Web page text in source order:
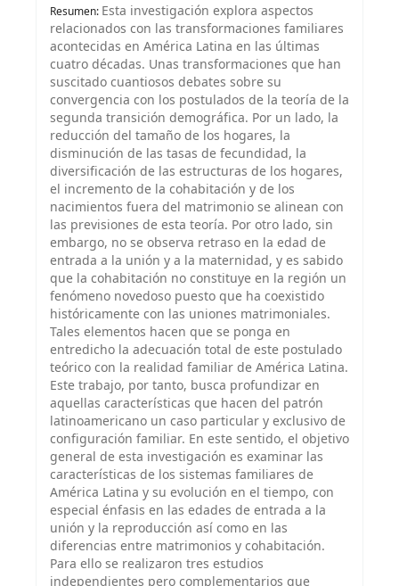
Resumen: Esta investigación explora aspectos
relacionados con las transformaciones familiares
acontecidas en América Latina en las últimas
cuatro décadas. Unas transformaciones que han
suscitado cuantiosos debates sobre su
convergencia con los postulados de la teoría de la
segunda transición demográfica. Por un lado, la
reducción del tamaño de los hogares, la
disminución de las tasas de fecundidad, la
diversificación de las estructuras de los hogares,
el incremento de la cohabitación y de los
nacimientos fuera del matrimonio se alinean con
las previsiones de esta teoría. Por otro lado, sin
embargo, no se observa retraso en la edad de
entrada a la unión y a la maternidad, y es sabido
que la cohabitación no constituye en la región un
fenómeno novedoso puesto que ha coexistido
históricamente con las uniones matrimoniales.
Tales elementos hacen que se ponga en
entredicho la adecuación total de este postulado
teórico con la realidad familiar de América Latina.
Este trabajo, por tanto, busca profundizar en
aquellas características que hacen del patrón
latinoamericano un caso particular y exclusivo de
configuración familiar. En este sentido, el objetivo
general de esta investigación es examinar las
características de los sistemas familiares de
América Latina y su evolución en el tiempo, con
especial énfasis en las edades de entrada a la
unión y la reproducción así como en las
diferencias entre matrimonios y cohabitación.
Para ello se realizaron tres estudios
independientes pero complementarios que